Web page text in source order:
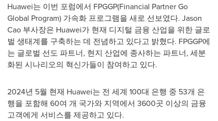
Huawei는 이번 포럼에서 FPGGP(Financial Partner Go
Global Program) 가속화 프로그램을 새로 선보였다. Jason
Cao 부사장은 Huawei가 현재 디지털 금융 산업을 위한 글로
벌 생태계를 구축하는 데 전념하고 있다고 밝혔다. FPGGP에
는 글로벌 선도 파트너, 현지 산업에 종사하는 파트너, 세분
화된 시나리오의 혁신가들이 참여하고 있다.
2024년 5월 현재 Huawei는 전 세계 100대 은행 중 53개 은
행을 포함해 60여 개 국가와 지역에서 3600곳 이상의 금융
고객에게 서비스를 제공하고 있다.